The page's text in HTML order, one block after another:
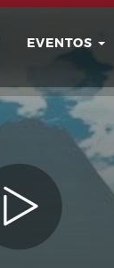
EVENTOS
Usuario